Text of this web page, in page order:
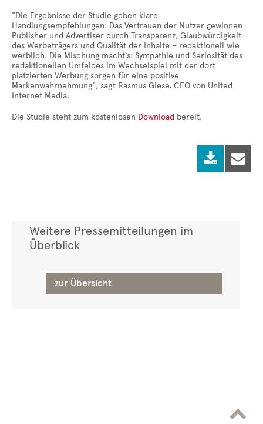
"Die Ergebnisse der Studie geben klare
Handlungsempfehlungen: Das Vertrauen der Nutzer gewinnen
Publisher und Advertiser durch Transparenz, Glaubwürdigkeit
des Werbeträgers und Qualität der Inhalte – redaktionell wie
werblich. Die Mischung macht`s: Sympathie und Seriosität des
redaktionellen Umfeldes im Wechselspiel mit der dort
platzierten Werbung sorgen für eine positive
Markenwahrnehmung", sagt Rasmus Giese, CEO von United
Internet Media.
Die Studie steht zum kostenlosen Download bereit.


Weitere Pressemitteilungen im
Überblick
zur Übersicht
